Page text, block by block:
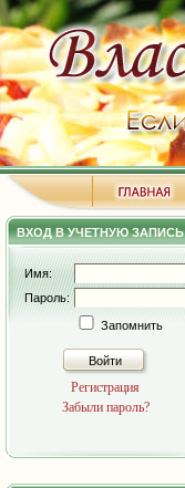
ВХОД В УЧЕТНУЮ ЗАПИСЬ
Имя:
Пароль:
Запомнить
Войти
Регистрация
Забыли пароль?